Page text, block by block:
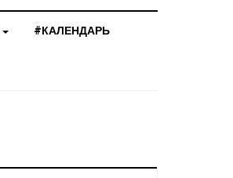
#КАЛЕНДАРЬ